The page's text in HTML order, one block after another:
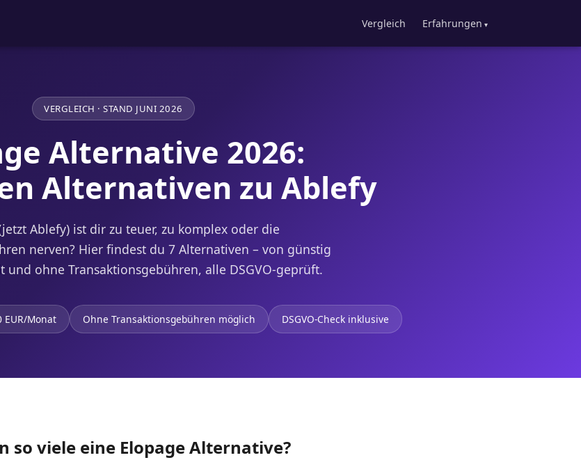
Vergleich Erfahrungen
VERGLEICH · STAND JUNI 2026
Alternative 2026:
Alternativen zu Ablefy
Ablefy) ist dir zu teuer, zu komplex oder die
nerven? Hier findest du 7 Alternativen – von günstig
und ohne Transaktionsgebühren, alle DSGVO-geprüft.
EUR/Monat Ohne Transaktionsgebühren möglich DSGVO-Check inklusive
so viele eine Elopage Alternative?